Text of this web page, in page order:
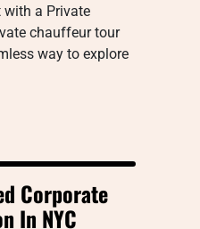
with a Private
chauffeur tour
way to explore
Corporate
In NYC